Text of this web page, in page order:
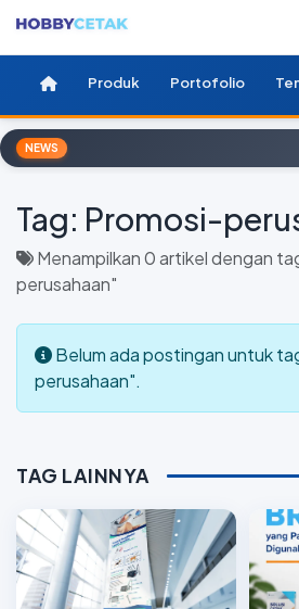
Produk Portofolio
NEWS
Tag: Promosi-
Menampilkan 0 artikel dengan
perusahaan"
Belum ada postingan untuk
perusahaan".
TAG LAINNYA